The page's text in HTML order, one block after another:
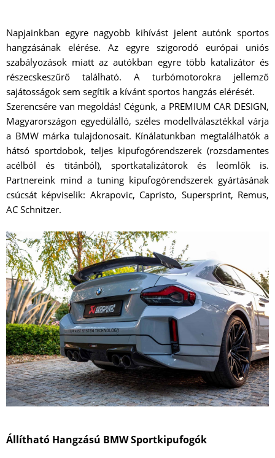
Napjainkban egyre nagyobb kihívást jelent autónk sportos
hangzásának elérése. Az egyre szigorodó európai uniós
szabályozások miatt az autókban egyre több katalizátor és
részecskeszűrő található. A turbómotorokra jellemző
sajátosságok sem segítik a kívánt sportos hangzás elérését.
Szerencsére van megoldás! Cégünk, a PREMIUM CAR DESIGN,
Magyarországon egyedülálló, széles modellválasztékkal várja
a BMW márka tulajdonosait. Kínálatunkban megtalálhatók a
hátsó sportdobok, teljes kipufogórendszerek (rozsdamentes
acélból és titánból), sportkatalizátorok és leömlők is.
Partnereink mind a tuning kipufogórendszerek gyártásának
csúcsát képviselik: Akrapovic, Capristo, Supersprint, Remus,
AC Schnitzer.
Állítható Hangzású BMW Sportkipufogók